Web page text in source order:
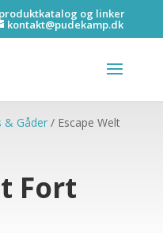
produktkatalog og linker
kontakt@pudekamp.dk
& Gåder/ Escape Welt
Fort